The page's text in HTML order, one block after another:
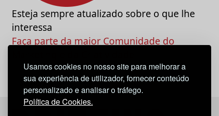
Usamos cookies no nosso site para melhorar a
sua experiência de utilizador, fornecer conteúdo
personalizado e analisar o tráfego.
Política de Cookies.
Esteja sempre atualizado sobre o que lhe
interessa
Faça parte da maior Comunidade do